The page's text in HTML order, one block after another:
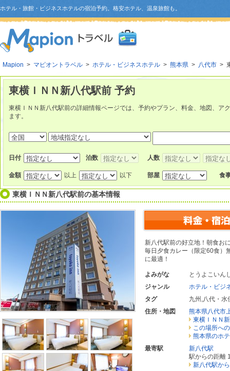
ホテル・旅館・ビジネスホテルの宿泊予約。格安ホテル、温泉旅館も。
Mapion > マピオントラベル > ホテル・ビジネスホテル > 熊本県 > 八代市 >
東横ＩＮＮ新八代駅前 予約
東横ＩＮＮ新八代駅前の詳細情報ページでは、予約やプラン、料金、地図、ア
ます。
日付 泊数 人数
金額 以上 以下 部屋 食
東横ＩＮＮ新八代駅前の基本情報
新八代駅前の好立地！朝食お
毎日夕食カレー（限定60食）
に最適！
よみがな
とうよこいん
ジャンル
ホテル・ビジ
タグ
九州 ,八代・水
住所・地図
熊本県八代市
東横ＩＮＮ
この場所へ
熊本県のホ
最寄駅
新八代駅
駅からの距離
新八代駅か